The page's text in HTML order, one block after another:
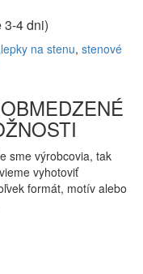
3-4 dni)
na stenu, stenové
sme výrobcovia, tak
vyhotoviť
formát, motív alebo